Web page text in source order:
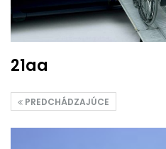
21aa
PREDCHÁDZAJÚCE